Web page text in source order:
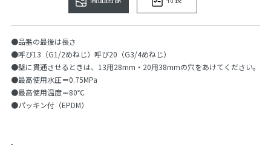
●品番の最後は長さ
●呼び13（G1/2めねじ）呼び20（G3/4めねじ）
●壁に貫通させるときは、13用28mm・20用38mmの穴をあけてください。
●最高使用水圧＝0.75MPa
●最高使用温度＝80℃
●パッキン付（EPDM）